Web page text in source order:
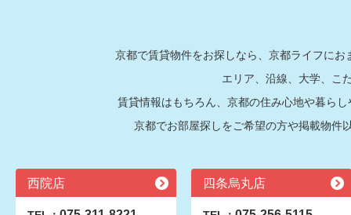
京都で賃貸物件をお探しなら、京都ライフに
エリア、沿線、大学、こ
賃貸情報はもちろん、京都の住み心地や暮ら
京都でお部屋探しをご希望の方や掲載物件
西院店 四条烏丸店